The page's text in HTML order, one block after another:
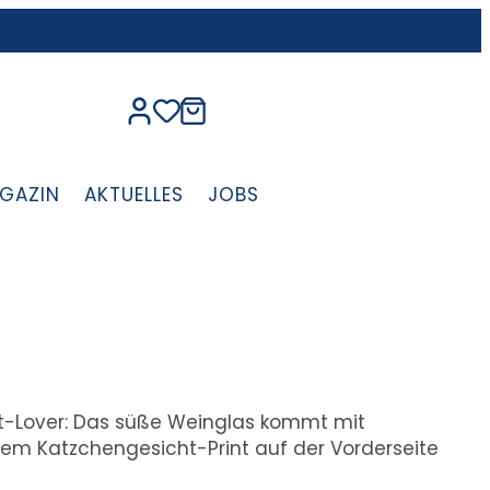
AKTUELLES JOBS
Das süße Weinglas kommt mit
Katzchengesicht-Print auf der Vorderseite